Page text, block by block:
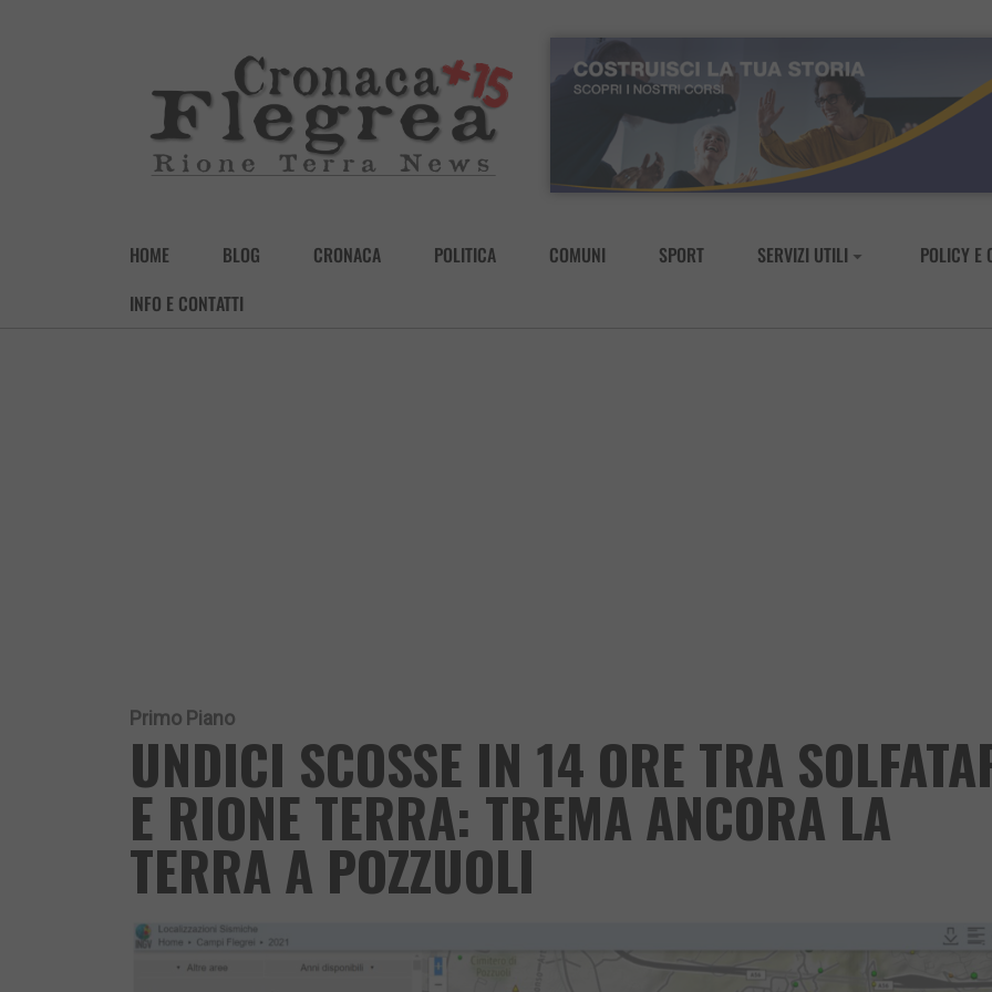
HOME BLOG CRONACA POLITICA COMUNI SPORT SERVIZI UTILI
POLICY E
INFO E CONTATTI
Primo Piano
UNDICI SCOSSE IN 14 ORE TRA
E RIONE TERRA: TREMA ANCORA LA
TERRA A POZZUOLI